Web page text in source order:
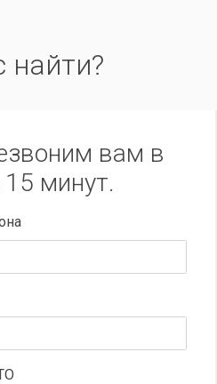
найти?
вам в
15 минут.